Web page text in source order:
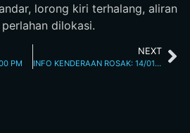
lorong kiri terhalang, aliran
dilokasi.
PM
NEXT
INFO KENDERAAN ROSAK: 14/01/2026 03.45PM JALAN LOKE YEW